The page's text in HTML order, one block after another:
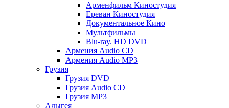
Арменфильм Киностудия
Ереван Киностудия
Документальное Кино
Мультфильмы
Blu-ray. HD DVD
Армения Audio CD
Армения Audio MP3
Грузия
Грузия DVD
Грузия Audio CD
Грузия MP3
Адыгея